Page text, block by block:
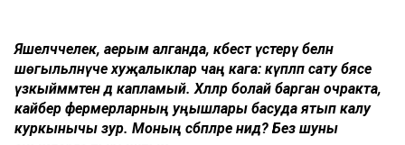
Яшелчәчелек, аерым алганда, кәбестә үстерү белән
шөгыльләнүче хуҗалыклар чаң кага: күпләп сату бәясе
үзкыйммәтен дә капламый. Хәлләр болай барган очракта,
кайбер фермерларның уңышлары басуда ятып калу
куркынычы зур. Моның сәбәпләре нидә? Без шуны